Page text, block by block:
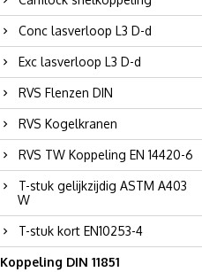
Conc lasverloop L3 D-d
Exc lasverloop L3 D-d
RVS Flenzen DIN
RVS Kogelkranen
RVS TW Koppeling EN 14420-6
T-stuk gelijkzijdig ASTM A403
W
T-stuk kort EN10253-4
Koppeling DIN 11851